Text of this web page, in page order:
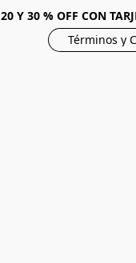
20 Y 30 % OFF CON
Términos y